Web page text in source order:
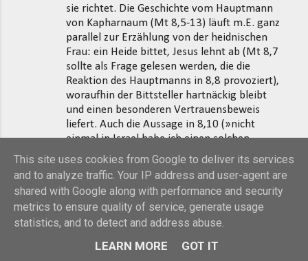
sie richtet. Die Geschichte vom Hauptmann
von Kapharnaum (Mt 8,5-13) läuft m.E. ganz
parallel zur Erzählung von der heidnischen
Frau: ein Heide bittet, Jesus lehnt ab (Mt 8,7
sollte als Frage gelesen werden, die die
Reaktion des Hauptmanns in 8,8 provoziert),
woraufhin der Bittsteller hartnäckig bleibt
und einen besonderen Vertrauensbeweis
liefert. Auch die Aussage in 8,10 (»nicht
einmal in Israel habe ich einen solchen
Glauben gefunden«) deutet darauf hin, dass
Jesus eigentlich zu Israel gesandt ist – und so
wird in den Evangelien auch erzählt.
Außerdem spielt eine Berufung auf das
Beispiel Jesu in den Debatten der Urkirche
um die Heidenmission, soweit wir darin
This site uses cookies from Google to deliver its services
and to analyze traffic. Your IP address and user-agent are
shared with Google along with performance and security
metrics to ensure quality of service, generate usage
statistics, and to detect and address abuse.
LEARN MORE GOT IT